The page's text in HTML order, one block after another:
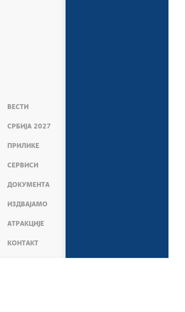
ВЕСТИ
СРБИЈА 2027
ПРИЛИКЕ
СЕРВИСИ
ДОКУМЕНТА
ИЗДВАЈАМО
АТРАКЦИЈЕ
КОНТАКТ